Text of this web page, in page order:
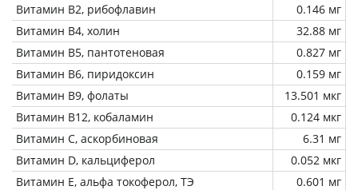
Витамин В2, рибофлавин
0.146 мг
Витамин В4, холин
32.88 мг
Витамин В5, пантотеновая
0.827 мг
Витамин В6, пиридоксин
0.159 мг
Витамин В9, фолаты
13.501 мкг
Витамин В12, кобаламин
0.124 мкг
Витамин C, аскорбиновая
6.31 мг
Витамин D, кальциферол
0.052 мкг
Витамин Е, альфа токоферол, ТЭ
0.601 мг